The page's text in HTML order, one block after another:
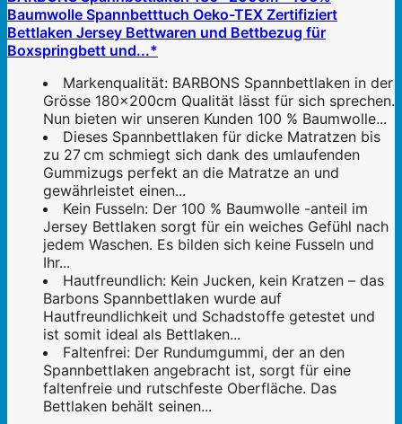
Baumwolle Spannbetttuch Oeko-TEX Zertifiziert
Bettlaken Jersey Bettwaren und Bettbezug für
Boxspringbett und...*
Markenqualität: BARBONS Spannbettlaken in der
Grösse 180x200cm Qualität lässt für sich sprechen.
Nun bieten wir unseren Kunden 100 % Baumwolle...
Dieses Spannbettlaken für dicke Matratzen bis
zu 27 cm schmiegt sich dank des umlaufenden
Gummizugs perfekt an die Matratze an und
gewährleistet einen...
Kein Fusseln: Der 100 % Baumwolle -anteil im
Jersey Bettlaken sorgt für ein weiches Gefühl nach
jedem Waschen. Es bilden sich keine Fusseln und
Ihr...
Hautfreundlich: Kein Jucken, kein Kratzen – das
Barbons Spannbettlaken wurde auf
Hautfreundlichkeit und Schadstoffe getestet und
ist somit ideal als Bettlaken...
Faltenfrei: Der Rundumgummi, der an den
Spannbettlaken angebracht ist, sorgt für eine
faltenfreie und rutschfeste Oberfläche. Das
Bettlaken behält seinen...